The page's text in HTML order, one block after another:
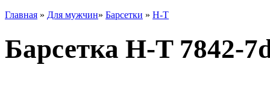
Главная » Для мужчин» Барсетки » H-T
Барсетка H-T 7842-